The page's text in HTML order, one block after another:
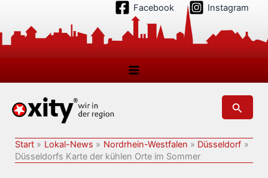
springen
Facebook Instagram
Suchen
Start Lokal-News Nordrhein-Westfalen
Düsseldorf
Düsseldorfs Karte der kühlen Orte im Sommer